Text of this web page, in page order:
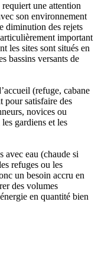
une attention
son environnement
diminution des rejets
important
les sites sont situés en
bassins versants de
(refuge, cabane
pour satisfaire des
novices ou
gardiens et les
avec eau (chaude si
refuges ou les
un besoin accru en
des volumes
en quantité bien